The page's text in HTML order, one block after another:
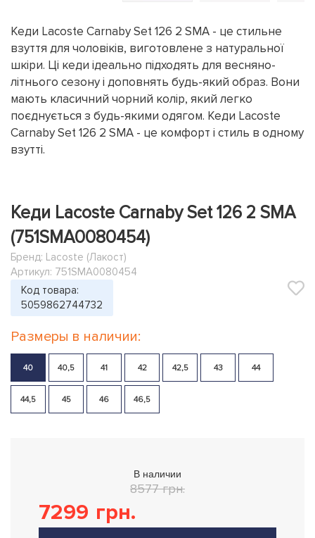
Кеди Lacoste Carnaby Set 126 2 SMA - це стильне
взуття для чоловіків, виготовлене з натуральної
шкіри. Ці кеди ідеально підходять для весняно-
літнього сезону і доповнять будь-який образ. Вони
мають класичний чорний колір, який легко
поєднується з будь-якими одягом. Кеди Lacoste
Carnaby Set 126 2 SMA - це комфорт і стиль в одному
взутті.
Кеди Lacoste Carnaby Set 126 2 SMA
(751SMA0080454)
Бренд: Lacoste (Лакост)
Артикул: 751SMA0080454
Код товара:
5059862744732
Размеры в наличии:
40 40,5 41 42 42,5 43 44
44,5 45 46 46,5
В наличии
8577 грн.
7299 грн.